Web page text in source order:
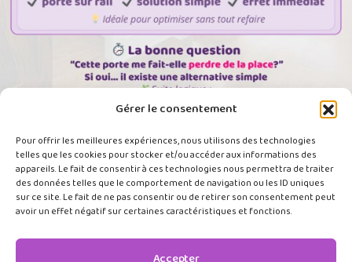
Gérer le consentement
Pour offrir les meilleures expériences, nous utilisons des technologies
telles que les cookies pour stocker et/ou accéder aux informations des
appareils. Le fait de consentir à ces technologies nous permettra de traiter
des données telles que le comportement de navigation ou les ID uniques
sur ce site. Le fait de ne pas consentir ou de retirer son consentement peut
avoir un effet négatif sur certaines caractéristiques et fonctions.
contact@spaceup-deco.fr
+33 (0)6.71.48.77.95